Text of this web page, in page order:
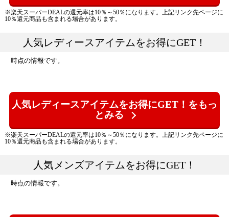
※楽天スーパーDEALの還元率は10％～50％になります。上記リンク先ページに
10％還元商品も含まれる場合があります。
人気レディースアイテムをお得にGET！
時点の情報です。
人気レディースアイテムをお得にGET！をもっ
とみる
※楽天スーパーDEALの還元率は10％～50％になります。上記リンク先ページに
10％還元商品も含まれる場合があります。
人気メンズアイテムをお得にGET！
時点の情報です。